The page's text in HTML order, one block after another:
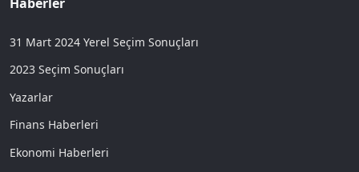
31 Mart 2024 Yerel Seçim Sonuçları
2023 Seçim Sonuçları
Yazarlar
Finans Haberleri
Ekonomi Haberleri